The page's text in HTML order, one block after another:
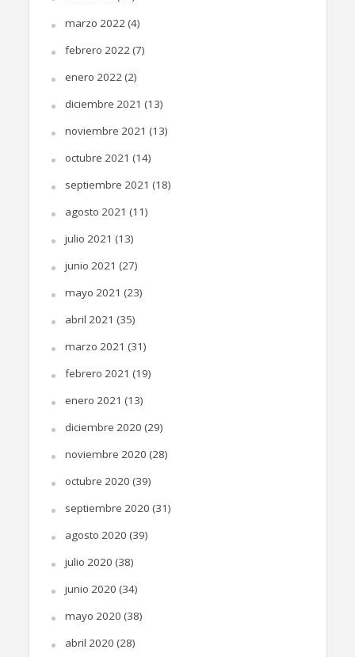
marzo 2022(4)
febrero 2022(7)
enero 2022(2)
diciembre 2021 (13)
noviembre 2021 (13)
octubre 2021 (14)
septiembre 2021 (18)
agosto 2021 (11)
julio 2021 (13)
junio 2021 (27)
mayo 2021 (23)
abril 2021 (35)
marzo 2021 (31)
febrero 2021 (19)
enero 2021 (13)
diciembre 2020 (29)
noviembre 2020 (28)
octubre 2020 (39)
septiembre 2020 (31)
agosto 2020 (39)
julio 2020 (38)
junio 2020 (34)
mayo 2020 (38)
abril 2020 (28)